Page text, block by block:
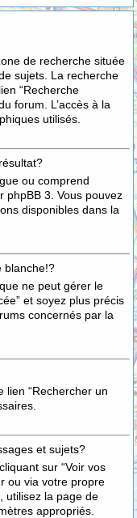
de recherche située
sujets. La recherche
“Recherche
forum. L’accès à la
utilisés.
ou comprend
phpBB 3. Vous pouvez
disponibles dans la
blanche!?
ne peut gérer le
et soyez plus précis
concernés par la
lien “Rechercher un
et sujets?
sur “Voir vos
ou via votre propre
utilisez la page de
appropriés.